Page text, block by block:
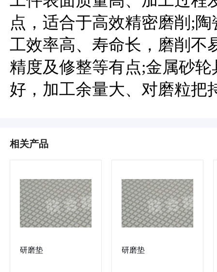
点，适合于高效精密磨削;
工效率高、寿命长，磨削不
精度及修整等有点;金属砂
好，加工余量大、对磨粒把
相关产品
研磨垫 研磨垫